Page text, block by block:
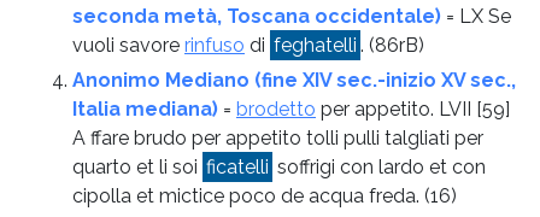
seconda metà, Toscana occidentale) = LX Se
vuoli savore rinfuso di feghatelli . (86rB)
Anonimo Mediano (fine XIV sec.-inizio XV sec.,
Italia mediana) = brodetto per appetito. LVII [59]
A ffare brudo per appetito tolli pulli talgliati per
quarto et li soi ficatelli soffrigi con lardo et con
cipolla et mictice poco de acqua freda. (16)